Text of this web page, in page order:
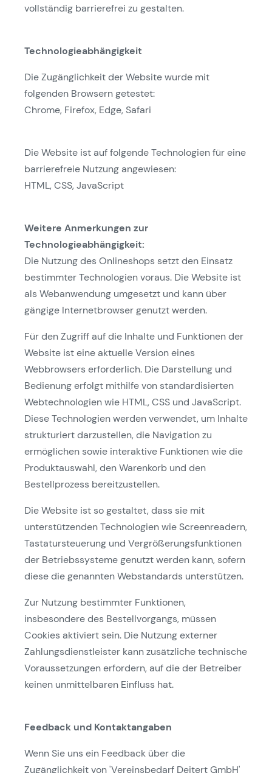
vollständig barrierefrei zu gestalten.
Technologieabhängigkeit
Die Zugänglichkeit der Website wurde mit
folgenden Browsern getestet:
Chrome, Firefox, Edge, Safari
Die Website ist auf folgende Technologien für eine
barrierefreie Nutzung angewiesen:
HTML, CSS, JavaScript
Weitere Anmerkungen zur
Technologieabhängigkeit:
Die Nutzung des Onlineshops setzt den Einsatz
bestimmter Technologien voraus. Die Website ist
als Webanwendung umgesetzt und kann über
gängige Internetbrowser genutzt werden.
Für den Zugriff auf die Inhalte und Funktionen der
Website ist eine aktuelle Version eines
Webbrowsers erforderlich. Die Darstellung und
Bedienung erfolgt mithilfe von standardisierten
Webtechnologien wie HTML, CSS und JavaScript.
Diese Technologien werden verwendet, um Inhalte
strukturiert darzustellen, die Navigation zu
ermöglichen sowie interaktive Funktionen wie die
Produktauswahl, den Warenkorb und den
Bestellprozess bereitzustellen.
Die Website ist so gestaltet, dass sie mit
unterstützenden Technologien wie Screenreadern,
Tastatursteuerung und Vergrößerungsfunktionen
der Betriebssysteme genutzt werden kann, sofern
diese die genannten Webstandards unterstützen.
Zur Nutzung bestimmter Funktionen,
insbesondere des Bestellvorgangs, müssen
Cookies aktiviert sein. Die Nutzung externer
Zahlungsdienstleister kann zusätzliche technische
Voraussetzungen erfordern, auf die der Betreiber
keinen unmittelbaren Einfluss hat.
Feedback und Kontaktangaben
Wenn Sie uns ein Feedback über die
Zugänglichkeit von 'Vereinsbedarf Deitert GmbH'